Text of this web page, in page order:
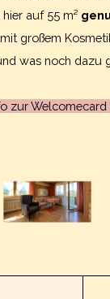
auf 55 m²
großem
was noch dazu
zur Welcomecard